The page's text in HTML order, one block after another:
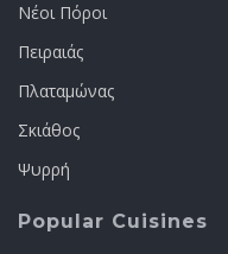
Νέοι Πόροι
Πειραιάς
Πλαταμώνας
Σκιάθος
Ψυρρή
Popular Cuisines